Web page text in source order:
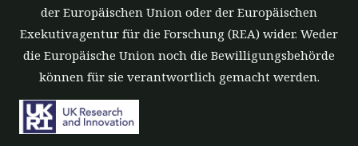
der Europäischen Union oder der Europäischen
Exekutivagentur für die Forschung (REA) wider. Weder
die Europäische Union noch die Bewilligungsbehörde
können für sie verantwortlich gemacht werden.